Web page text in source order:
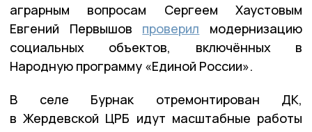
аграрным вопросам Сергеем Хаустовым
Евгений Первышов проверил модернизацию
социальных объектов, включённых в
Народную программу «Единой России».
В селе Бурнак отремонтирован ДК,
в Жердевской ЦРБ идут масштабные работы